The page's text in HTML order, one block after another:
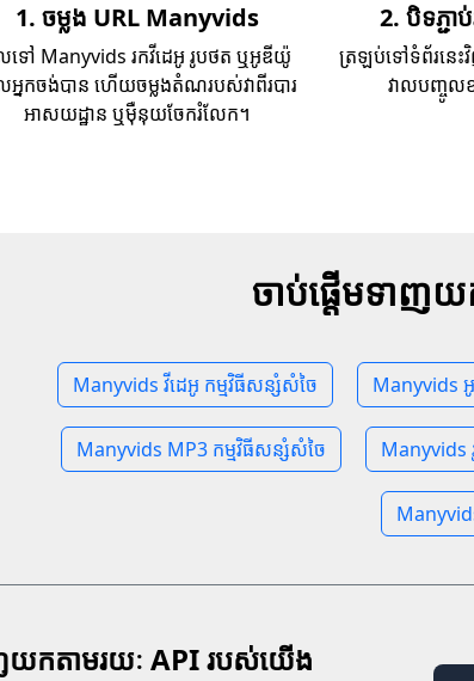
1. ចម្លង URL Manyvids
ទៅ Manyvids រកវីដេអូ រូបថត ឬអូឌីយ៉ូ
អ្នកចង់បាន ហើយចម្លងតំណរបស់វាពីរបារ
អាសយដ្ឋាន ឬម៉ឺនុយចែករំលែក។
2. បិទភ្ជា
ត្រឡប់​ទៅ​ទំព័រ​នេ
វាល​បញ្ចូល​
ចាប់ផ្តើមទាញ
Manyvids វីដេអូ កម្មវិធីសន្សំសំចៃ Manyvids
Manyvids MP3 កម្មវិធីសន្សំសំចៃ Manyvids
យកតាមរយៈ API របស់យើង